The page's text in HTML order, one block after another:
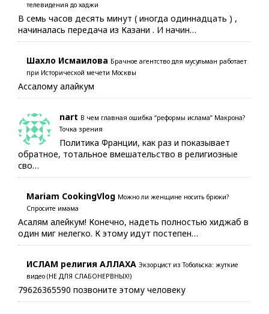
телевидения до хаджи
В семь часов десять минут ( иногда одиннадцать ) ,
начиналась передача из Казани . И начин…
Шахло Исмаилова Брачное агентство для мусульман работает
при Исторической мечети Москвы
Ассалому алайкум
nart В чем главная ошибка “реформы ислама” Макрона?
Точка зрения
Политика Франции, как раз и показывает
обратное, тотальное вмешательство в религиозные
сво…
Mariam CookingVlog Можно ли женщине носить брюки?
Спросите имама
Асалям алейкум! Конечно, надеть полностью хиджаб в
один миг нелегко. К этому идут постепен…
ИСЛАМ религия АЛЛАХА Экзорцист из Тобольска: жуткие
видео (НЕ ДЛЯ СЛАБОНЕРВНЫХ!)
79626365590 позвоните этому человеку